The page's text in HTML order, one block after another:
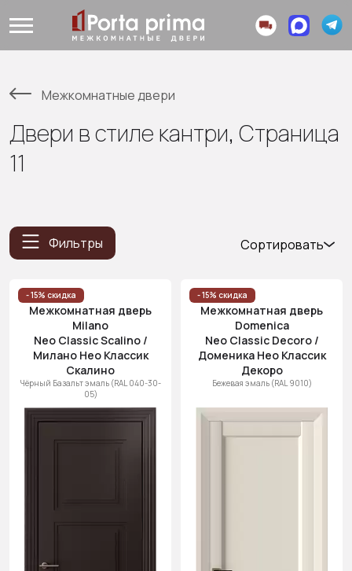
Межкомнатные двери
Двери в стиле кантри, Страница
11
Фильтры
Сортировать
Цена
(возр.)
Цена (убыв.)
Cначала
новинки
скидки
- 15% скидка
Межкомнатная дверь
Milano
Neo Classic Scalino /
Милано Нео Классик
Скалино
Чёрный Базальт эмаль (RAL 040-30-
05)
- 15% скидка
Межкомнатная дверь
Domenica
Neo Classic Decoro /
Доменика Нео Классик
Декоро
Бежевая эмаль (RAL 9010)